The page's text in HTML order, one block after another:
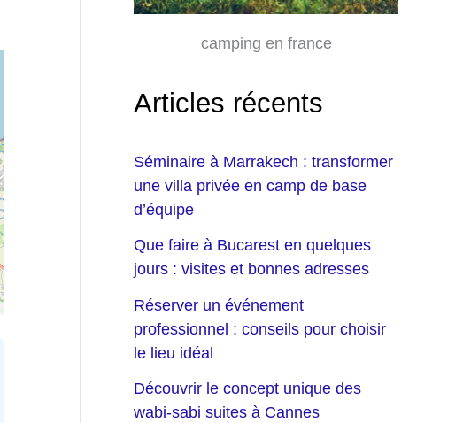
camping en france
Articles récents
Séminaire à Marrakech : transformer
une villa privée en camp de base
d’équipe
Que faire à Bucarest en quelques
jours : visites et bonnes adresses
Réserver un événement
professionnel : conseils pour choisir
le lieu idéal
Découvrir le concept unique des
wabi-sabi suites à Cannes